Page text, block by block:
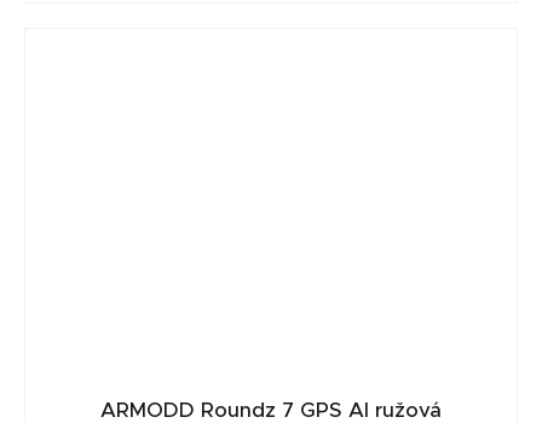
ARMODD Roundz 7 GPS AI ružová